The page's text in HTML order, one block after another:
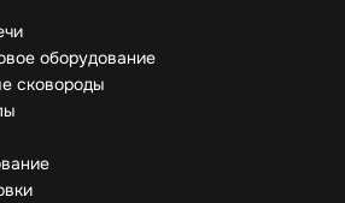
оборудование
сковороды